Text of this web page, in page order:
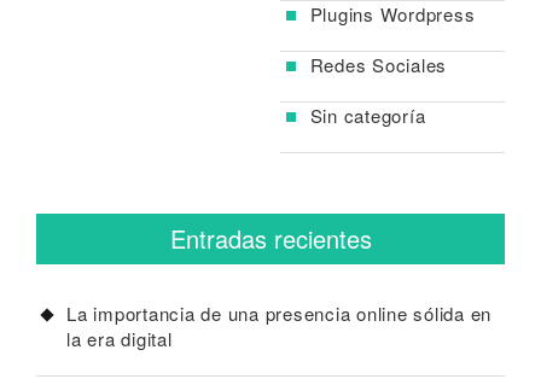
Plugins Wordpress
Redes Sociales
Sin categoría
Entradas recientes
La importancia de una presencia online sólida en
la era digital